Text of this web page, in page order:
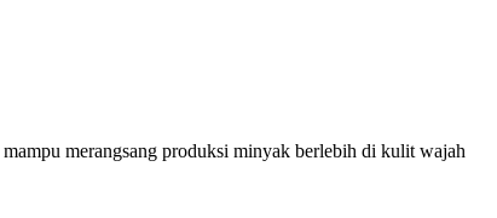
merangsang produksi minyak berlebih di kulit wajah